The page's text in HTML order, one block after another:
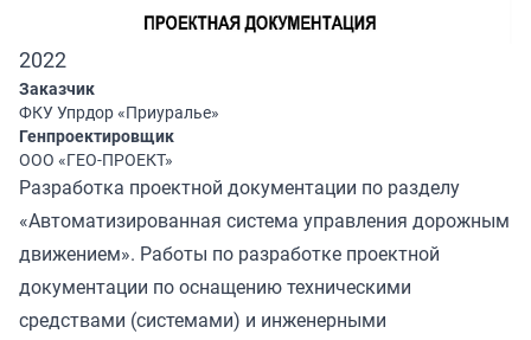
2022
Заказчик
ФКУ Упрдор «Приуралье»
Генпроектировщик
ООО «ГЕО-ПРОЕКТ»
Разработка проектной документации по разделу
«Автоматизированная система управления дорожным
движением». Работы по разработке проектной
документации по оснащению техническими
средствами (системами) и инженерными